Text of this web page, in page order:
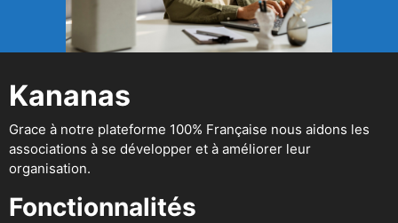
Kananas
Grace à notre plateforme 100% Française nous aidons les
associations à se développer et à améliorer leur
organisation.
Fonctionnalités